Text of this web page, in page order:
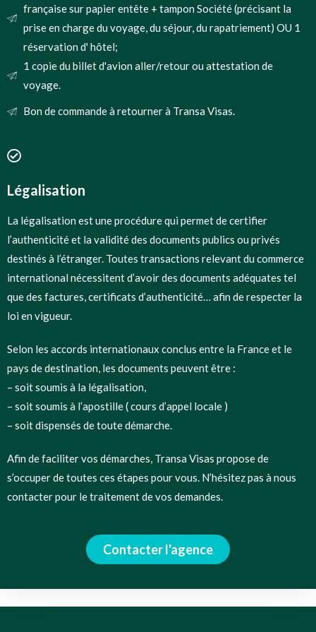
française sur papier entête + tampon Société (précisant la
prise en charge du voyage, du séjour, du rapatriement) OU 1
réservation d' hôtel;
1 copie du billet d'avion aller/retour ou attestation de
voyage.
Bon de commande à retourner à Transa Visas.
Légalisation
La légalisation est une procédure qui permet de certifier
l’authenticité et la validité des documents publics ou privés
destinés à l’étranger. Toutes transactions relevant du commerce
international nécessitent d’avoir des documents adéquates tel
que des factures, certificats d’authenticité… afin de respecter la
loi en vigueur.
Selon les accords internationaux conclus entre la France et le
pays de destination, les documents peuvent être :
– soit soumis à la légalisation,
– soit soumis à l’apostille ( cours d’appel locale )
– soit dispensés de toute démarche.
Afin de faciliter vos démarches, Transa Visas propose de
s’occuper de toutes ces étapes pour vous. N’hésitez pas à nous
contacter pour le traitement de vos demandes.
Contacter l'agence